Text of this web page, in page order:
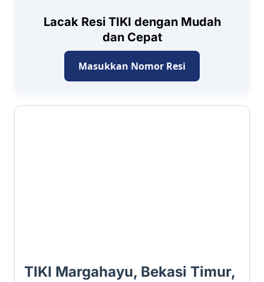
Lacak Resi TIKI dengan Mudah
dan Cepat
Masukkan Nomor Resi
TIKI Margahayu, Bekasi Timur,